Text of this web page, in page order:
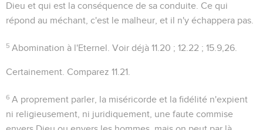
Dieu et qui est la conséquence de sa conduite. Ce qui
répond au méchant, c'est le malheur, et il n'y échappera pas.
5 Abomination à l'Eternel . Voir déjà11.20 ; 12.22 ; 15.9,26
Certainement . Comparez 11.21
6 A proprement parler, la miséricorde et la fidélité n'expient
ni religieusement, ni juridiquement, une faute commise